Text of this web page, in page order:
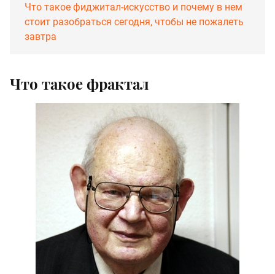
Что такое фиджитал-искусство и почему в нем
стоит разобраться сегодня, чтобы не пожалеть
завтра
Что такое фрактал